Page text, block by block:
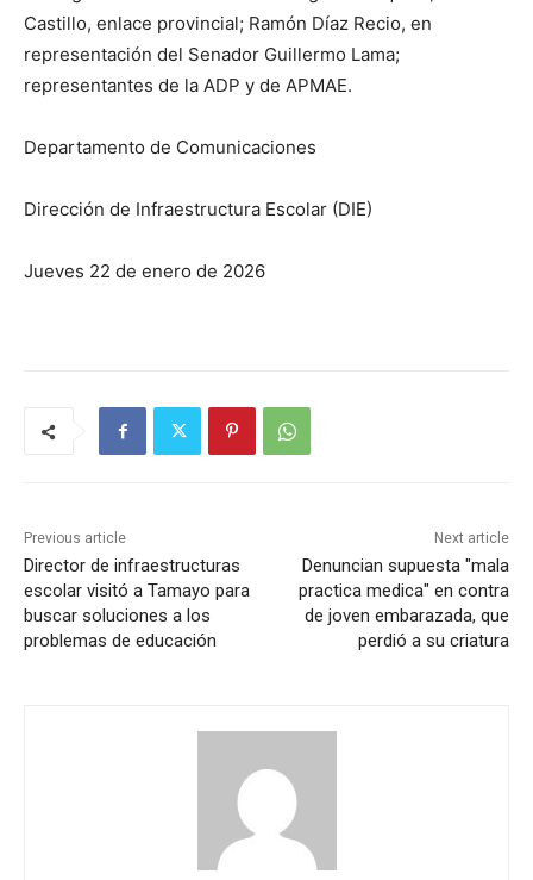
Castillo, enlace provincial; Ramón Díaz Recio, en
representación del Senador Guillermo Lama;
representantes de la ADP y de APMAE.
Departamento de Comunicaciones
Dirección de Infraestructura Escolar (DIE)
Jueves 22 de enero de 2026
Previous article
Director de infraestructuras
escolar visitó a Tamayo para
buscar soluciones a los
problemas de educación
Next article
Denuncian supuesta "mala
practica medica" en contra
de joven embarazada, que
perdió a su criatura